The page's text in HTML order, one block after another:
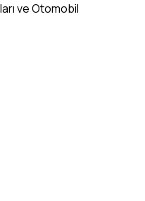
ve Otomobil